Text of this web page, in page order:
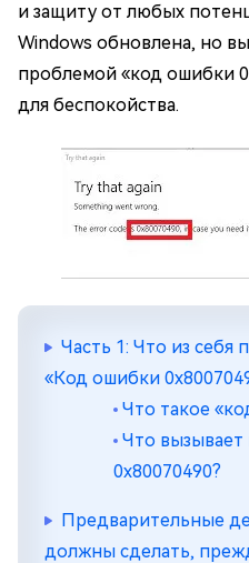
и защиту от любых
Windows обновлена, но
проблемой «код ошибки
для беспокойства.
Часть 1: Что из себя
«Код ошибки
Что такое
Что
0x80070490?
Предварительные
должны сделать,